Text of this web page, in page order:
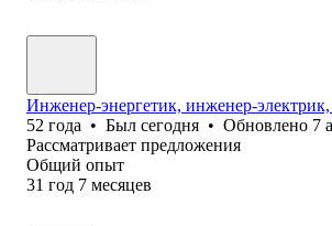
Инженер-энергетик, инженер-
52 года • Был сегодня • Обновлено 7
Рассматривает предложения
Общий опыт
31 год 7 месяцев